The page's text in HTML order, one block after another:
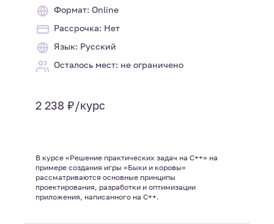
Формат: Online
Рассрочка: Нет
Язык: Русский
Осталось мест: не ограничено
2 238 ₽/курс
В курсе «Решение практических задач на C++» на
примере создания игры «Быки и коровы»
рассматриваются основные принципы
проектирования, разработки и оптимизации
приложения, написанного на C++.